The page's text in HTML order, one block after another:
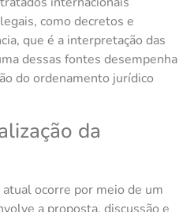
como decretos e
que é a interpretação das
dessas fontes desempenha
do ordenamento jurídico
da
ocorre por meio de um